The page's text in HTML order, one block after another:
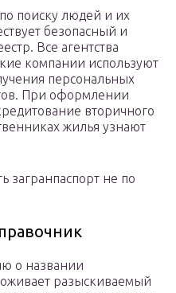
поиску людей и их
безопасный и
Все агентства
компании используют
персональных
При оформлении
вторичного
жилья узнают
загранпаспорт не по
о названии
разыскиваемый